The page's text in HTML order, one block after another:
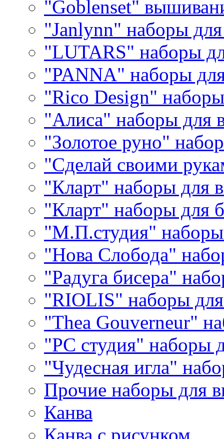
"Goblenset"
"Janlynn" наборы
"LUTARS" наборы
"PANNA" наборы
"Rico Design"
"Алиса" наборы для
"Золотое руно"
"Сделай своими
"Кларт" наборы для
"Кларт" наборы для
"М.П.студия"
"Нова Слобода"
"Радуга бисера"
"RIOLIS" наборы
"Thea Gouverneur"
"РС студия" наборы
"Чудесная игла"
Прочие наборы для
Канва
Канва с рисунком